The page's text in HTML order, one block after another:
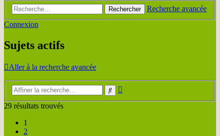
Rechercher
Recherche avancée
Connexion
Sujets actifs
Aller à la recherche avancée
Rechercher
29 résultats trouvés
1
2